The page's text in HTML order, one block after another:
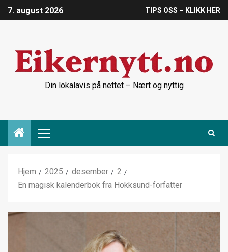
7. august 2026 TIPS OSS – KLIKK HER
Din lokalavis på nettet – Nært og nyttig
Hjem 2025 desember
2
En magisk kalenderbok fra Hokksund-forfatter